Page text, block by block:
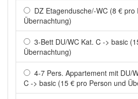
DZ Etagendusche/-WC (8 € pro
Übernachtung)
3-Bett DU/WC Kat. C -> basic
Übernachtung)
4-7 Pers. Appartement mit DU/
C -> basic (15 € pro Person und